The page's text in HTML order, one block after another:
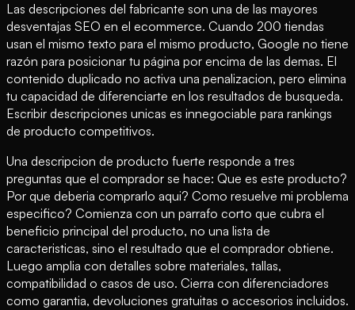
Las descripciones del fabricante son una de las mayores
desventajas SEO en el ecommerce. Cuando 200 tiendas
usan el mismo texto para el mismo producto, Google no tiene
razón para posicionar tu página por encima de las demas. El
contenido duplicado no activa una penalizacion, pero elimina
tu capacidad de diferenciarte en los resultados de busqueda.
Escribir descripciones unicas es innegociable para rankings
de producto competitivos.
Una descripcion de producto fuerte responde a tres
preguntas que el comprador se hace: Que es este producto?
Por que deberia comprarlo aqui? Como resuelve mi problema
especifico? Comienza con un parrafo corto que cubra el
beneficio principal del producto, no una lista de
caracteristicas, sino el resultado que el comprador obtiene.
Luego amplia con detalles sobre materiales, tallas,
compatibilidad o casos de uso. Cierra con diferenciadores
como garantia, devoluciones gratuitas o accesorios incluidos.